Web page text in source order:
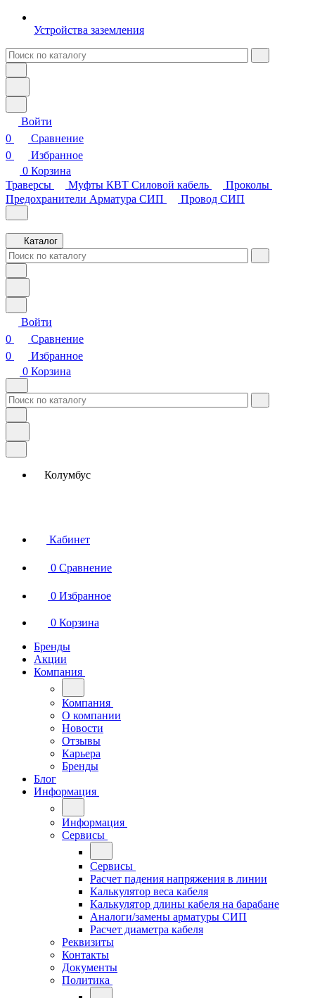
Устройства заземления
Войти
0
Сравнение
0
Избранное
0 Корзина
Траверсы
Муфты КВТ Силовой кабель
Проколы
Предохранители Арматура СИП Провод СИП
Каталог
Войти
0
Сравнение
0
Избранное
0 Корзина
Колумбус
Кабинет
0 Сравнение
0 Избранное
0 Корзина
Бренды
Акции
Компания
Компания
О компании
Новости
Отзывы
Карьера
Бренды
Блог
Информация
Информация
Сервисы
Сервисы
Расчет падения напряжения в линии
Калькулятор веса кабеля
Калькулятор длины кабеля на барабане
Аналоги/замены арматуры СИП
Расчет диаметра кабеля
Реквизиты
Контакты
Документы
Политика